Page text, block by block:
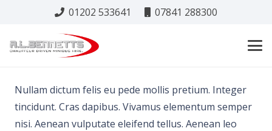
01202 533641 07841 288300
Nullam dictum felis eu pede mollis pretium. Integer
tincidunt. Cras dapibus. Vivamus elementum semper
nisi. Aenean vulputate eleifend tellus. Aenean leo